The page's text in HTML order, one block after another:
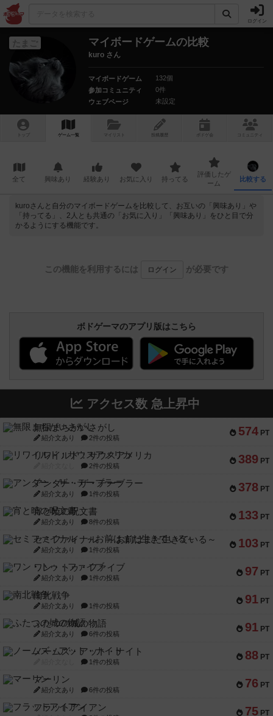
ログイン
たまご マイボードゲームの比較
kuro さん
マイボードゲーム
132個
参加コミュニティ
0件
ウェブページ
未設定
トップ ゲーム一覧 マイリスト 投稿履歴 ボ ドゲ コミュニティ
全て 興味あり 経験あり お気に入り 持ってる
評価したゲ
ーム
比較する
kuroさんと自分のマイボードゲームを比較して、お互いの「興味あり」や
「持ってる」、2人とも共通の「お気に入り」「興味あり」をひと目で分
かるようにする機能です。
この機能を利用するには ログイン が必要です
ボドゲーマのアプリ版はこちら
アクセス数 急上昇中
574 PT
無限まちがいさがし
紹介文あり 2件の投稿
389 PT
リワイルド：サウスアメリカ
2件の投稿
378 PT
アンダー・ザ・テーブラー
紹介文あり 1件の投稿
133 PT
宵と暁の呪文書
紹介文あり 8件の投稿
103 PT
セミファイナル ～お前はまだ生きている～
紹介文あり 1件の投稿
97 PT
ワン・トゥ・ファイブ
紹介文あり 1件の投稿
91 PT
南北戦争
紹介文あり 1件の投稿
91 PT
ふたつの城の物語
紹介文あり 6件の投稿
88 PT
ノームズ・アット・ナイト
1件の投稿
76 PT
マーリン
紹介文あり 6件の投稿
75 PT
フラットアイアン